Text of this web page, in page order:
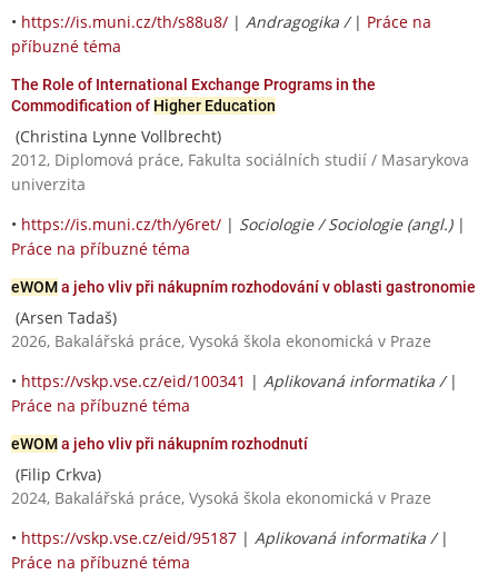
• https://is.muni.cz/th/s88u8/ | Andragogika / | Práce na
příbuzné téma
The Role of International Exchange Programs in the
Commodification of Higher Education
(Christina Lynne Vollbrecht)
2012, Diplomová práce, Fakulta sociálních studií / Masarykova
univerzita
• https://is.muni.cz/th/y6ret/ | Sociologie / Sociologie (angl.)|
Práce na příbuzné téma
eWOMa jeho vliv při nákupním rozhodování v oblasti gastronomie
(Arsen Tadaš)
2026, Bakalářská práce, Vysoká škola ekonomická v Praze
• https://vskp.vse.cz/eid/100341 | Aplikovaná informatika / |
Práce na příbuzné téma
eWOMa jeho vliv při nákupním rozhodnutí
(Filip Crkva)
2024, Bakalářská práce, Vysoká škola ekonomická v Praze
• https://vskp.vse.cz/eid/95187 | Aplikovaná informatika / |
Práce na příbuzné téma